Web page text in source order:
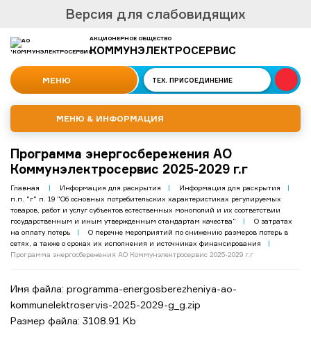
Версия для слабовидящих
АКЦИОНЕРНОЕ ОБЩЕСТВО
КОММУНЭЛЕКТРОСЕРВИС
МЕНЮ ТЕХ. ПРИСОЕДИНЕНИЕ
МЕНЮ & ИНФОРМАЦИЯ
Программа энергосбережения АО
Коммунэлектросервис 2025-2029 г.г
Главная | Информация для раскрытия | Информация для раскрытия
|
п.п. "г" п. 19 "Об основных потребительских характеристиках регулируемых
товаров, работ и услуг субъектов естественных монополий и их соответствии
государственным и иным утвержденным стандартам качества"
|
О затратах
на оплату потерь
|
О перечне мероприятий по снижению размеров потерь в
сетях, а также о сроках их исполнения и источниках финансирования
|
Программа энергосбережения АО Коммунэлектросервис 2025-2029 г.г
Имя файла: programma-energosberezheniya-ao-
kommunelektroservis-2025-2029-g_g.zip
Размер файла: 3108.91 Kb